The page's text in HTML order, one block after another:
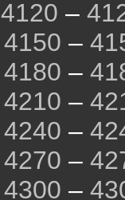
4120 –
4150 –
4180 –
4210 –
4240 –
4270 –
4300 –